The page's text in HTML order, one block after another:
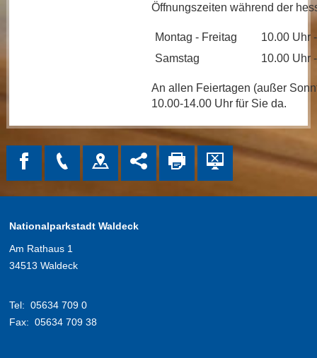
Öffnungszeiten während der
Montag - Freitag
10.00 Uhr
Samstag
10.00 Uhr
An allen Feiertagen (außer
10.00-14.00 Uhr für Sie da.
Nationalparkstadt Waldeck
Am Rathaus 1
34513 Waldeck
Tel: 05634 709 0
Fax: 05634 709 38